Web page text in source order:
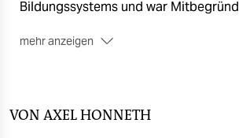
Bildungssystems und war
mehr anzeigen
gesellschaftlichen Urteilskraft“.
VON AXEL HONNETH